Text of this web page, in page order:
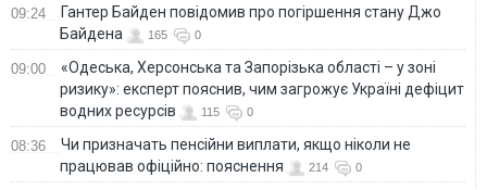
09:24
Гантер Байден повідомив про погіршення стану Джо
Байдена
165 0
09:00
«Одеська, Херсонська та Запорізька області – у зоні
ризику»: експерт пояснив, чим загрожує Україні дефіцит
водних ресурсів
115 0
08:36
Чи призначать пенсійни виплати, якщо ніколи не
працював офіційно: пояснення
214 0